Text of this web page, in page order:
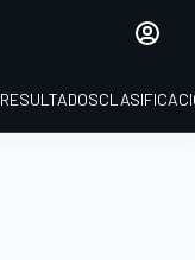
RESULTADOS